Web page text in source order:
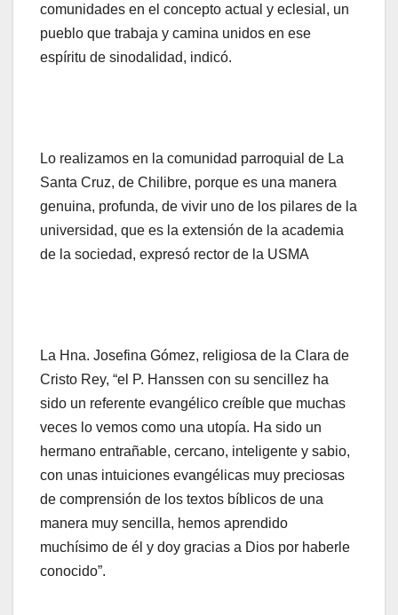
comunidades en el concepto actual y eclesial, un
pueblo que trabaja y camina unidos en ese
espíritu de sinodalidad, indicó.
Lo realizamos en la comunidad parroquial de La
Santa Cruz, de Chilibre, porque es una manera
genuina, profunda, de vivir uno de los pilares de la
universidad, que es la extensión de la academia
de la sociedad, expresó rector de la USMA
La Hna. Josefina Gómez, religiosa de la Clara de
Cristo Rey, “el P. Hanssen con su sencillez ha
sido un referente evangélico creíble que muchas
veces lo vemos como una utopía. Ha sido un
hermano entrañable, cercano, inteligente y sabio,
con unas intuiciones evangélicas muy preciosas
de comprensión de los textos bíblicos de una
manera muy sencilla, hemos aprendido
muchísimo de él y doy gracias a Dios por haberle
conocido”.